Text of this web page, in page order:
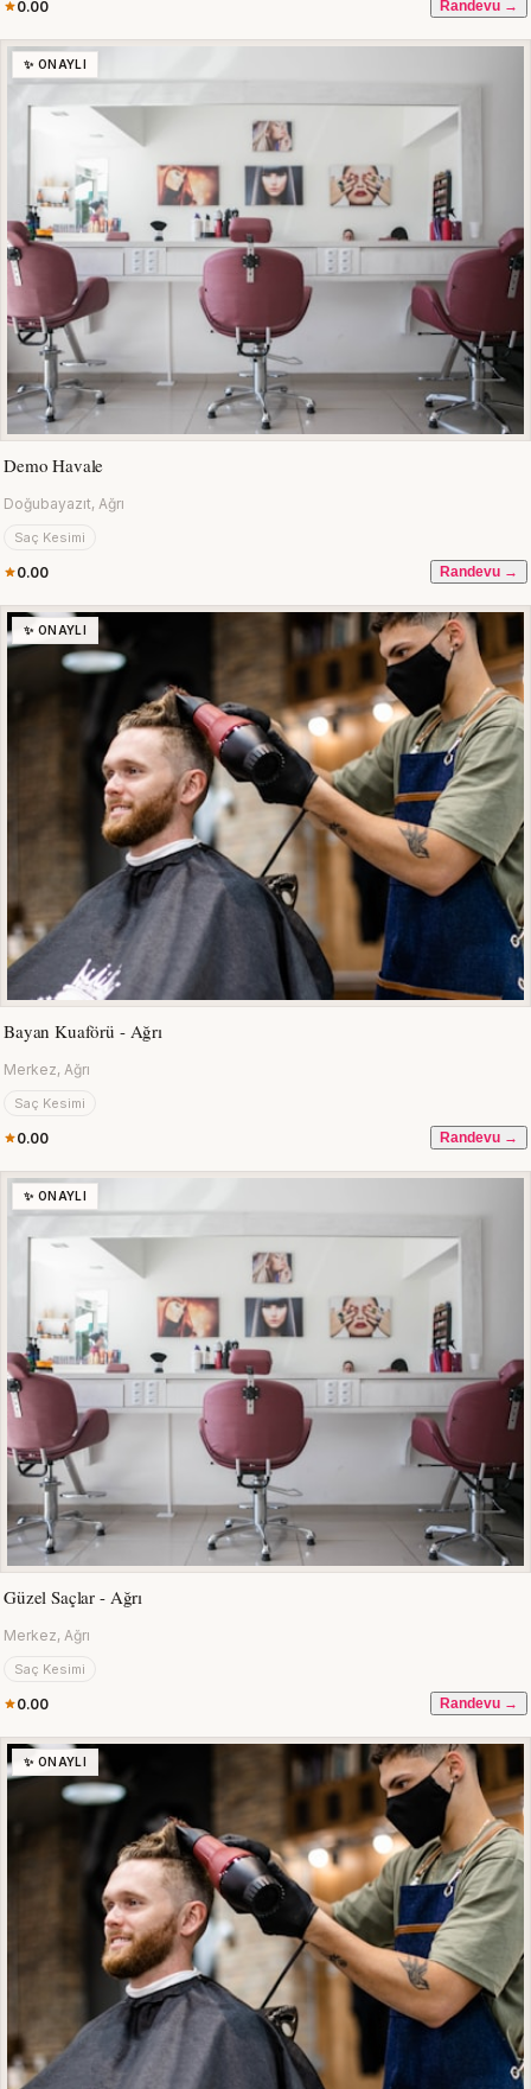
0.00 Randevu →
✨ ONAYLI
Demo Havale
Doğubayazıt, Ağrı
Saç Kesimi
0.00 Randevu →
✨ ONAYLI
Bayan Kuaförü - Ağrı
Merkez, Ağrı
Saç Kesimi
0.00 Randevu →
✨ ONAYLI
Güzel Saçlar - Ağrı
Merkez, Ağrı
Saç Kesimi
0.00 Randevu →
✨ ONAYLI